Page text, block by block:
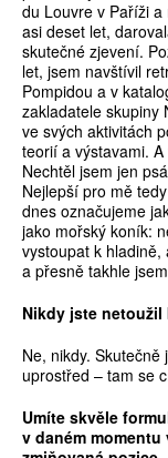
du Louvre v Paříži a
asi deset let,
skutečné zjevení.
let, jsem navštívil
Pompidou a v
zakladatele skupiny
ve svých aktivitách
teorií a výstavami.
Nechtěl jsem jen
Nejlepší pro mě
dnes označujeme
jako mořský koník:
vystoupat k
a přesně takhle
Nikdy jste netoužil
Ne, nikdy.
uprostřed – tam se
Umíte skvěle
v daném momentu